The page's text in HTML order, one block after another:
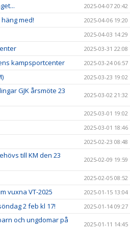
2025-04-07 20:42
häng med! 2025-04-06 19:20
2025-04-03 14:29
2025-03-31 22:08
kampsportcenter 2025-03-24 06:57
2025-03-23 19:02
GJK årsmöte 23
2025-03-02 21:32
2025-03-01 19:02
2025-03-01 18:46
2025-02-23 08:48
till KM den 23
2025-02-09 19:59
2025-02-05 08:52
vuxna VT-2025 2025-01-15 13:04
2 feb kl 17! 2025-01-14 09:27
och ungdomar på
2025-01-11 14:45